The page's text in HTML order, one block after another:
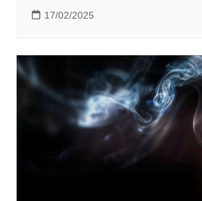
17/02/2025